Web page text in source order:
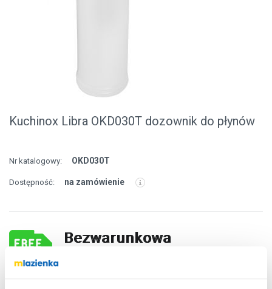
Kuchinox Libra OKD030T dozownik do płynów
Nr katalogowy: OKD030T
Dostępność: na zamówienie
Bezwarunkowa